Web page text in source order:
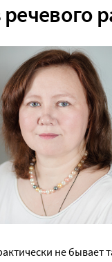
не бывает